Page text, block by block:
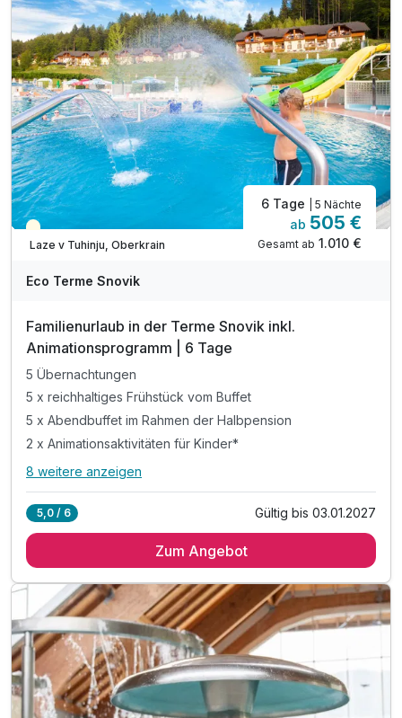
inkl. Eintritt in die Innen- und Außenthermalbäder
inkl. Kneippbäder & geführte Wassergymnastik
inkl. Nachtschwimmen in den Thermalbädern*
inkl. traditionell slowenisches Abendessen**
inkl. unbegrenzt heilendes Thermalwasser
inkl. Outdoor-Fitnessbereich & Kneipp-Barfußwege
inkl. Parkplatz
Teilweise ausgelastet
Laze v Tuhinju, Oberkrain
6 Tage | 5 Nächte
ab 505 €
Gesamt ab 1.010 €
Eco Terme Snovik
Familienurlaub in der Terme Snovik inkl.
Animationsprogramm | 6 Tage
5 Übernachtungen
5 x reichhaltiges Frühstück vom Buffet
5 x Abendbuffet im Rahmen der Halbpension
2 x Animationsaktivitäten für Kinder*
Alle Inklusivleistungen
5 x reichhaltiges Frühstück vom Buffet
2 x Animationsaktivitäten für Kinder*
inkl. Eintritt in die Innen- und Außenthermalbäder
inkl. Leitfaden zur Familienerforschung**
inkl. Snovicek Malbuch für Kinder
inkl. Nacht-Fackelwanderung zur Thermalquelle***
inkl. Eintritt in die Innen- und Außenthermalbäder
8 weitere anzeigen
5,0 / 6 Gültig bis 03.01.2027
Zum Angebot